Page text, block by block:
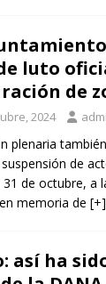
luto
de
2024
plenaria
de
31 de octubre, a
memoria de [+]
así ha